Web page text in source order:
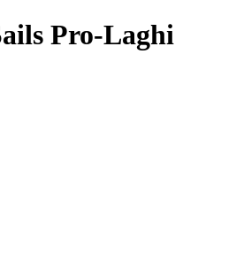
Pro-Laghi